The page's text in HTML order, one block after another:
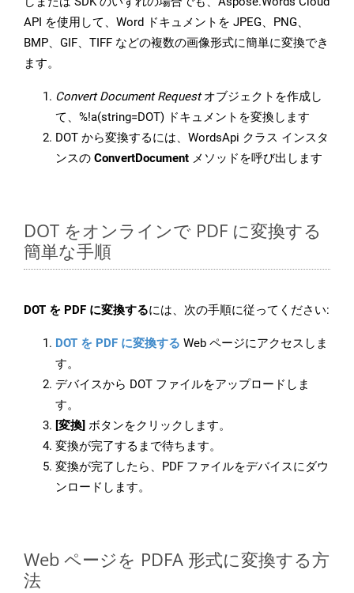
API を使用して、Word ドキュメントを JPEG、PNG、
BMP、GIF、TIFF などの複数の画像形式に簡単に変換でき
ます。
Convert Document Requestオブジェクトを作成し
て、%!a(string=DOT) ドキュメントを変換します
DOT から変換するには、WordsApi クラス インスタ
ンスの ConvertDocument メソッドを呼び出します
DOT をオンラインで PDF に変換する
簡単な手順
DOT を PDF に変換するには、次の手順に従ってください:
DOT を PDF に変換する Web ページにアクセスしま
す。
デバイスから DOT ファイルをアップロードしま
す。
[変換] ボタンをクリックします。
変換が完了するまで待ちます。
変換が完了したら、PDF ファイルをデバイスにダウ
ンロードします。
Web ページを PDFA 形式に変換する方
法